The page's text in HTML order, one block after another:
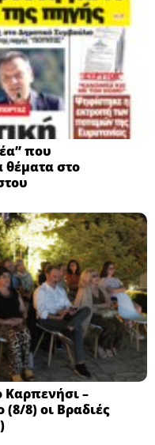
που
θέματα στο
Καρπενήσι –
8) οι Βραδιές